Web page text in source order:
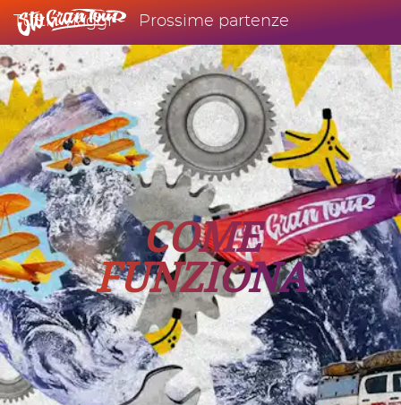
Tutti i viaggi Prossime partenze
COME
FUNZIONA